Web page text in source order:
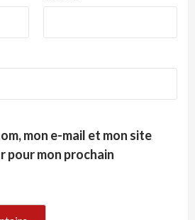
mon e-mail et mon site
pour mon prochain